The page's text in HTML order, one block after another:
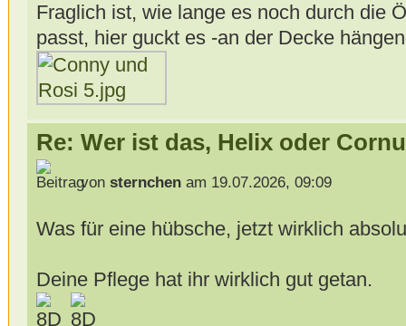
Fraglich ist, wie lange es noch durch die
passt, hier guckt es -an der Decke
Re: Wer ist das, Helix oder
von sternchenam 19.07.2026, 09:09
Was für eine hübsche, jetzt wirklich
Deine Pflege hat ihr wirklich gut getan.